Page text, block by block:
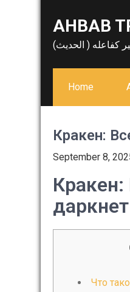
AHBAB
كفاعله ( الحديث)
Home
Кракен:
September 8,
даркнет
Что